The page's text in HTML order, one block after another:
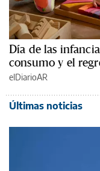
Día de las
consumo y el
elDiarioAR
Últimas noticias